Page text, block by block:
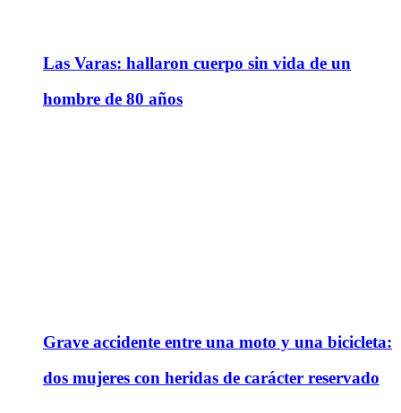
Las Varas: hallaron cuerpo sin vida de un
hombre de 80 años
Grave accidente entre una moto y una bicicleta:
dos mujeres con heridas de carácter reservado